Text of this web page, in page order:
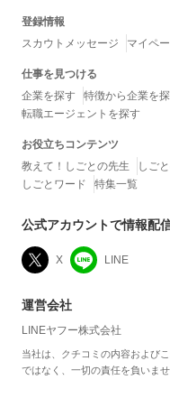
登録情報
スカウトメッセージ
マイペ
仕事を見つける
企業を探す
特徴から企業を
転職エージェントを探す
お役立ちコンテンツ
教えて！しごとの先生
しご
しごとワード
特集一覧
公式アカウントで情報配
X LINE
運営会社
LINEヤフー株式会社
当社は、クチコミの内容および
ではなく、一切の責任を負いませ